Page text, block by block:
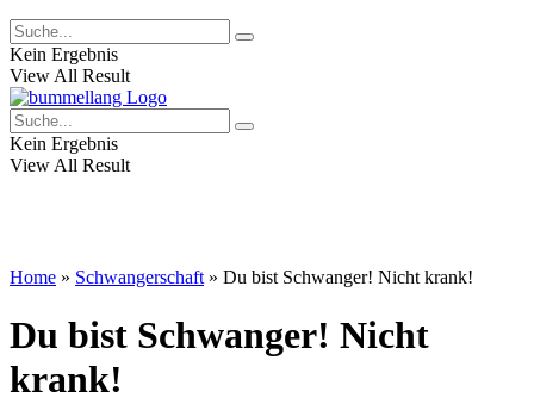
Kein Ergebnis
View All Result
Kein Ergebnis
View All Result
Home » Schwangerschaft » Du bist Schwanger! Nicht krank!
Du bist Schwanger! Nicht
krank!